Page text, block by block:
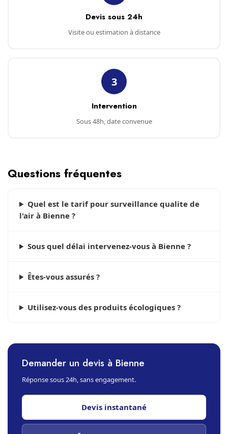
Devis sous 24h
Visite ou estimation à distance
3
Intervention
Sous 48h, date convenue
Questions fréquentes
Quel est le tarif pour surveillance qualite de
l'air à Bienne ?
Sous quel délai intervenez-vous à Bienne ?
Êtes-vous assurés ?
Utilisez-vous des produits écologiques ?
Demander un devis à Bienne
Réponse sous 24h, sans engagement.
Devis instantané